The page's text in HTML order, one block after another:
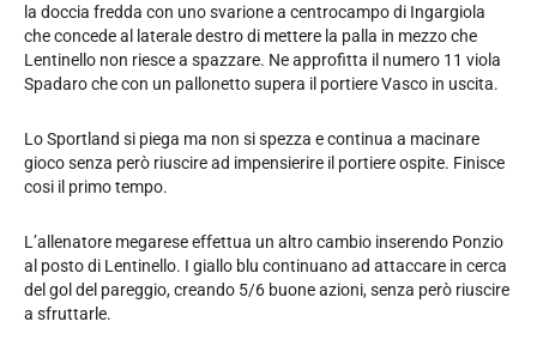
la doccia fredda con uno svarione a centrocampo di Ingargiola
che concede al laterale destro di mettere la palla in mezzo che
Lentinello non riesce a spazzare. Ne approfitta il numero 11 viola
Spadaro che con un pallonetto supera il portiere Vasco in uscita.
Lo Sportland si piega ma non si spezza e continua a macinare
gioco senza però riuscire ad impensierire il portiere ospite. Finisce
cosi il primo tempo.
L’allenatore megarese effettua un altro cambio inserendo Ponzio
al posto di Lentinello. I giallo blu continuano ad attaccare in cerca
del gol del pareggio, creando 5/6 buone azioni, senza però riuscire
a sfruttarle.